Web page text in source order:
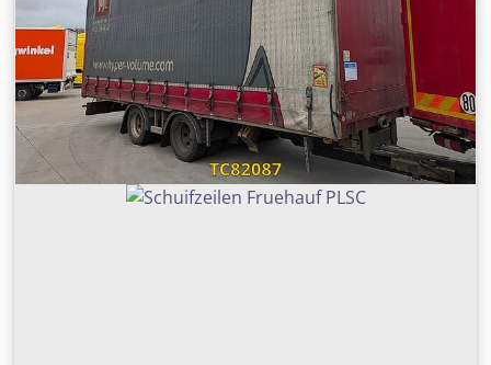
14.640 kg toegestane max. massa: 19.000 kg Schade: geen